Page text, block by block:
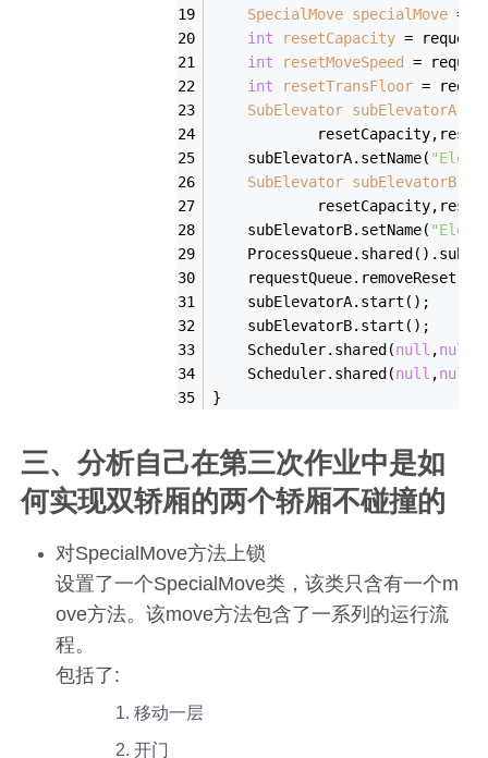
SpecialMove specialMove =
int
resetCapacity =
int
resetMoveSpeed =
int
resetTransFloor =
SubElevator subElevatorA
    subElevatorA.setName(
SubElevator subElevatorB
    subElevatorB.setName(
    requestQueue.removeReset();
    subElevatorA.start();
    subElevatorB.start();
    Scheduler.shared(
null ,null
    Scheduler.shared(
null ,null
}
三、分析自己在第三次作业中是如
何实现双轿厢的两个轿厢不碰撞的
对SpecialMove方法上锁
设置了一个SpecialMove类，该类只含有一个m
ove方法。该move方法包含了一系列的运行流
程。
包括了:
移动一层
开门